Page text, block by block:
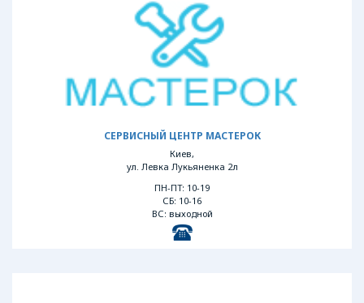
СЕРВИСНЫЙ ЦЕНТР МАСТЕРОК
Киев,
ул. Левка Лукьяненка 2л
ПН-ПТ: 10-19
СБ: 10-16
ВС: выходной